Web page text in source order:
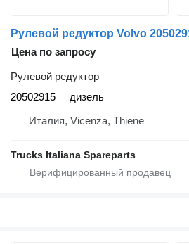
Цена по запросу
Рулевой редуктор
20502915
дизель
Италия, Vicenza, Thiene
Trucks Italiana Spareparts